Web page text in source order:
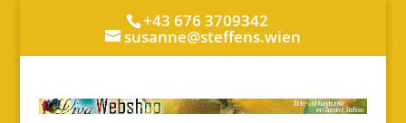
+43 676 3709342
susanne@steffens.wien